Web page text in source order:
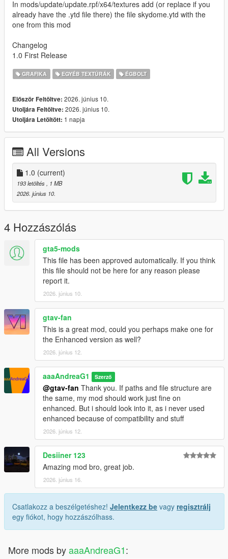
In mods/update/update.rpf/x64/textures add (or replace if you
already have the .ytd file there) the file skydome.ytd with the
one from this mod
Changelog
1.0 First Release
GRAFIKA EGYÉB TEXTÚRÁK ÉGBOLT
Először Feltöltve: 2026. június 10.
Utoljára Feltöltve: 2026. június 10.
Utoljára Letöltött: 1 napja
All Versions
1.0 (current)
193 letöltés
, 1 MB
2026. június 10.
4 Hozzászólás
gta5-mods
This file has been approved automatically. If you think
this file should not be here for any reason please
report it.
2026. június 10.
gtav-fan
This is a great mod, could you perhaps make one for
the Enhanced version as well?
2026. június 12.
aaaAndreaG1 Szerző
@gtav-fan Thank you. If paths and file structure are
the same, my mod should work just fine on
enhanced. But i should look into it, as i never used
enhanced because of compatibility and stuff
2026. június 12.
Desiiner 123
Amazing mod bro, great job.
2026. június 16.
Csatlakozz a beszélgetéshez! Jelentkezz be vagy regisztrálj
egy fiókot, hogy hozzászólhass.
More mods byaaaAndreaG1: